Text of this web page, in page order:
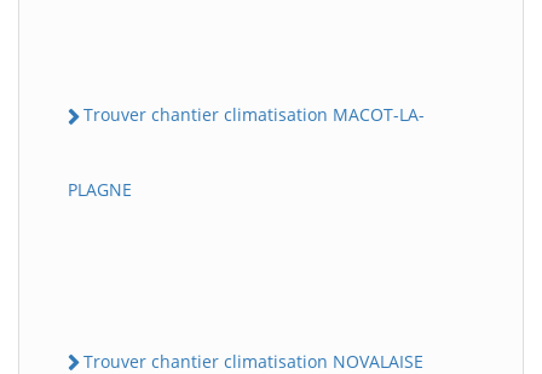
Trouver chantier climatisation MACOT-LA-
PLAGNE
Trouver chantier climatisation NOVALAISE